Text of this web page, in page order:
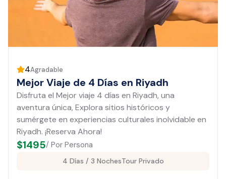
4Agradable
Mejor Viaje de 4 Días en Riyadh
Disfruta el Mejor viaje 4 días en Riyadh, una
aventura única, Explora sitios históricos y
sumérgete en experiencias culturales inolvidable en
Riyadh. ¡Reserva Ahora!
$1495/ Por Persona
4 Días / 3 NochesTour Privado